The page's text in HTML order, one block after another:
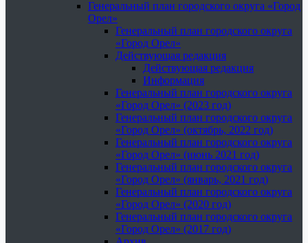
Генеральный план городского округа «Город
Орел»
Генеральный план городского округа
«Город Орел»
Действующая редакция
Действующая редакция
Информация
Генеральный план городского округа
«Город Орел» (2023 год)
Генеральный план городского округа
«Город Орел» (октябрь, 2022 год)
Генеральный план городского округа
«Город Орел» (июнь 2021 год)
Генеральный план городского округа
«Город Орел» (январь, 2021 год)
Генеральный план городского округа
«Город Орел» (2020 год)
Генеральный план городского округа
«Город Орел» (2017 год)